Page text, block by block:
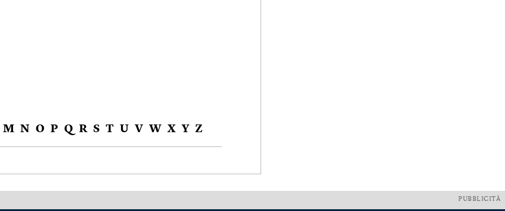
M N O P Q R S T U V W X Y Z
PUBBLICITÀ